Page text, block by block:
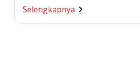
Selengkapnya